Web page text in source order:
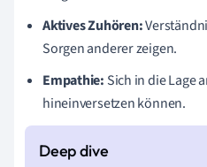
Aktives Zuhören:
Sorgen anderer zeigen.
Empathie: Sich in die Lage
hineinversetzen können.